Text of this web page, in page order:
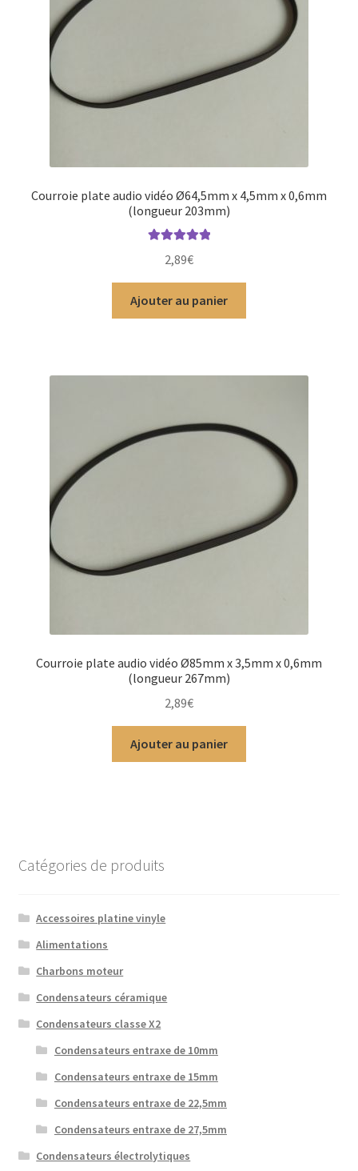
Courroie plate audio vidéo Ø64,5mm x 4,5mm x 0,6mm
(longueur 203mm)
2,89€
Ajouter au panier
Courroie plate audio vidéo Ø85mm x 3,5mm x 0,6mm
(longueur 267mm)
2,89€
Ajouter au panier
Catégories de produits
Accessoires platine vinyle
Alimentations
Charbons moteur
Condensateurs céramique
Condensateurs classe X2
Condensateurs entraxe de 10mm
Condensateurs entraxe de 15mm
Condensateurs entraxe de 22,5mm
Condensateurs entraxe de 27,5mm
Condensateurs électrolytiques